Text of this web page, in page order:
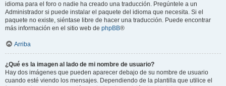
idioma para el foro o nadie ha creado una traducción. Pregúntele a un
Administrador si puede instalar el paquete del idioma que necesita. Si el
paquete no existe, siéntase libre de hacer una traducción. Puede encontrar
más información en el sitio web de phpBB®
Arriba
¿Qué es la imagen al lado de mi nombre de usuario?
Hay dos imágenes que pueden aparecer debajo de su nombre de usuario
cuando esté viendo los mensajes. Dependiendo de la plantilla que utilice el